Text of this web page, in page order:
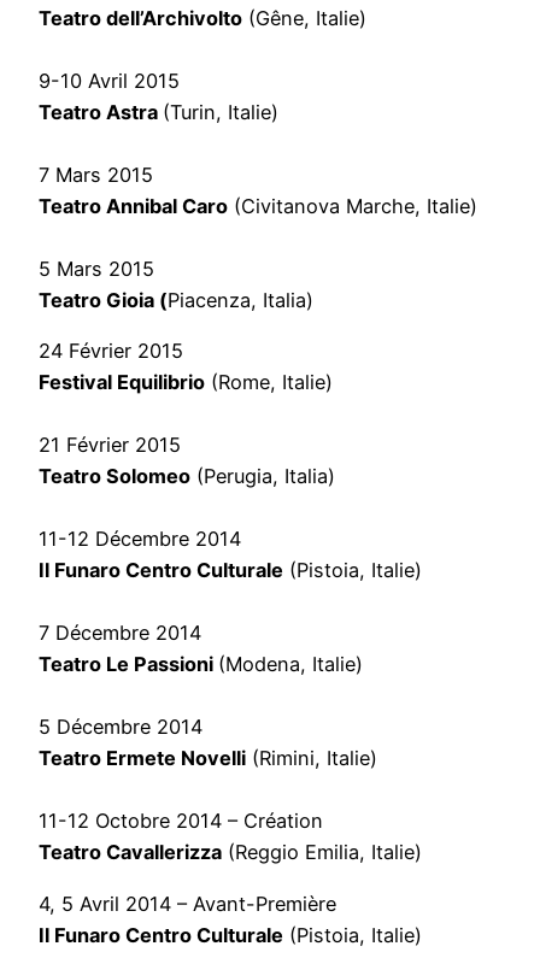
Teatro dell’Archivolto (Gêne, Italie)
9-10 Avril 2015
Teatro Astra (Turin, Italie)
7 Mars 2015
Teatro Annibal Caro (Civitanova Marche, Italie)
5 Mars 2015
Teatro Gioia (Piacenza, Italia)
24 Février 2015
Festival Equilibrio (Rome, Italie)
21 Février 2015
Teatro Solomeo (Perugia, Italia)
11-12 Décembre 2014
Il Funaro Centro Culturale (Pistoia, Italie)
7 Décembre 2014
Teatro Le Passioni (Modena, Italie)
5 Décembre 2014
Teatro Ermete Novelli (Rimini, Italie)
11-12 Octobre 2014 – Création
Teatro Cavallerizza (Reggio Emilia, Italie)
4, 5 Avril 2014 – Avant-Première
Il Funaro Centro Culturale (Pistoia, Italie)